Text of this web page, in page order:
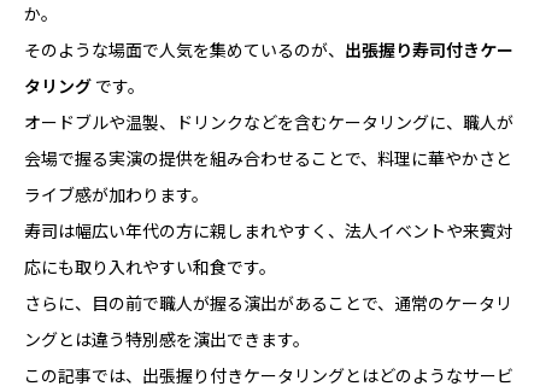
か。
そのような場面で人気を集めているのが、 出張握り寿司付きケー
タリング です。
オードブルや温製、ドリンクなどを含むケータリングに、職人が
会場で握る実演の提供を組み合わせることで、料理に華やかさと
ライブ感が加わります。
寿司は幅広い年代の方に親しまれやすく、法人イベントや来賓対
応にも取り入れやすい和食です。
さらに、目の前で職人が握る演出があることで、通常のケータリ
ングとは違う特別感を演出できます。
この記事では、出張握り付きケータリングとはどのようなサービ